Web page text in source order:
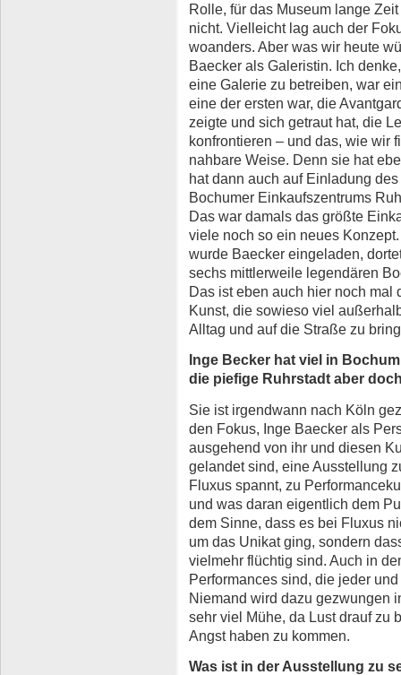
Rolle, für das Museum lange Zeit
nicht. Vielleicht lag auch der
woanders. Aber was wir heute
Baecker als Galeristin. Ich
eine Galerie zu betreiben, war
eine der ersten war, die
zeigte und sich getraut hat, die
konfrontieren – und das, wie wir
nahbare Weise. Denn sie hat
hat dann auch auf Einladung
Bochumer Einkaufszentrums
Das war damals das größte
viele noch so ein neues
wurde Baecker eingeladen,
sechs mittlerweile legendären
Das ist eben auch hier noch
Kunst, die sowieso viel
Alltag und auf die Straße zu
Inge Becker hat viel in
die piefige Ruhrstadt aber
Sie ist irgendwann nach Köln
den Fokus, Inge Baecker als
ausgehend von ihr und diesen
gelandet sind, eine Ausstellung
Fluxus spannt, zu
und was daran eigentlich dem
dem Sinne, dass es bei Fluxus
um das Unikat ging, sondern
vielmehr flüchtig sind. Auch in
Performances sind, die jeder
Niemand wird dazu gezwungen
sehr viel Mühe, da Lust drauf zu
Angst haben zu kommen.
Was ist in der Ausstellung zu